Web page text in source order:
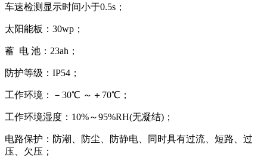
车速检测显示时间小于0.5s；
太阳能板：30wp；
蓄 电 池：23ah；
防护等级：IP54；
工作环境：－30℃ ～＋70℃；
工作环境湿度：10%～95%RH(无凝结)；
电路保护：防潮、防尘、防静电、同时具有过流、短路、过
压、欠压；